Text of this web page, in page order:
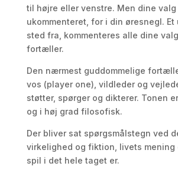
til højre eller venstre. Men dine valg
ukommenteret, for i din øresnegl. Et
sted fra, kommenteres alle dine
fortæller.
Den nærmest guddommelige
vos (player one), vildleder og
støtter, spørger og dikterer. Tonen
og i høj grad filosofisk.
Der bliver sat spørgsmålstegn ved
virkelighed og fiktion, livets mening
spil i det hele taget er.